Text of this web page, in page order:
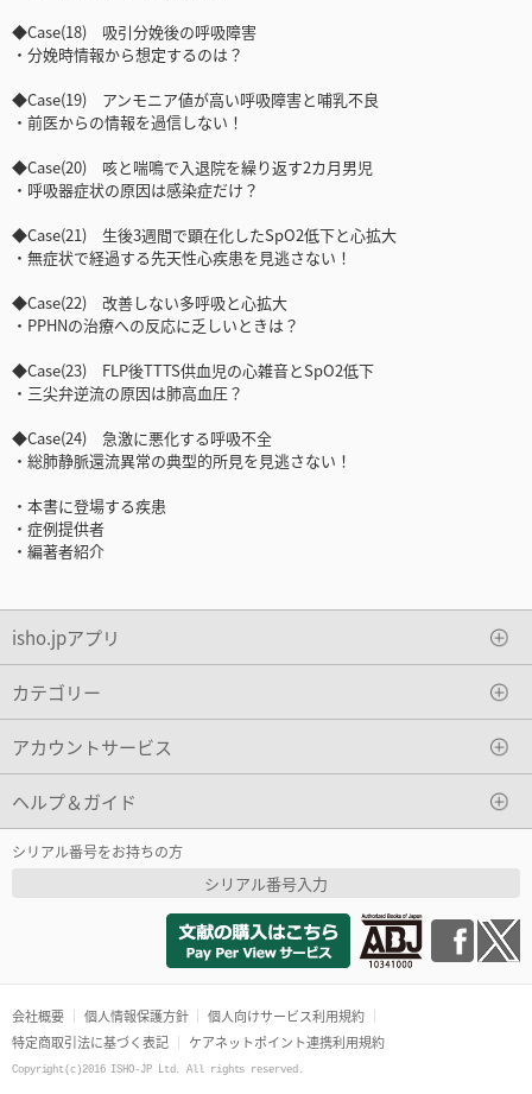
◆Case(18) 吸引分娩後の呼吸障害
・分娩時情報から想定するのは？
◆Case(19) アンモニア値が高い呼吸障害と哺乳不良
・前医からの情報を過信しない！
◆Case(20) 咳と喘鳴で入退院を繰り返す2カ月男児
・呼吸器症状の原因は感染症だけ？
◆Case(21) 生後3週間で顕在化したSpO2低下と心拡大
・無症状で経過する先天性心疾患を見逃さない！
◆Case(22) 改善しない多呼吸と心拡大
・PPHNの治療への反応に乏しいときは？
◆Case(23) FLP後TTTS供血児の心雑音とSpO2低下
・三尖弁逆流の原因は肺高血圧？
◆Case(24) 急激に悪化する呼吸不全
・総肺静脈還流異常の典型的所見を見逃さない！
・本書に登場する疾患
・症例提供者
・編著者紹介
isho.jpアプリ
カテゴリー
アカウントサービス
ヘルプ＆ガイド
シリアル番号をお持ちの方
シリアル番号入力
会社概要 個人情報保護方針
個人向けサービス利用規約
特定商取引法に基づく表記
ケアネットポイント連携利用規約
Copyright(c)2016 ISHO-JP Ltd. All rights reserved.